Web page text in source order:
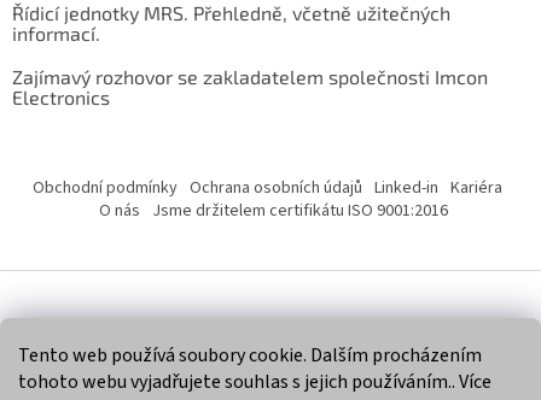
Tento web používá soubory cookie. Dalším procházením
tohoto webu vyjadřujete souhlas s jejich používáním.. Více
Řídicí jednotky MRS. Přehledně, včetně užitečných
informací.
Zajímavý rozhovor se zakladatelem společnosti Imcon
Electronics
Obchodní podmínky Ochrana osobních údajů Linked-in Kariéra
O nás Jsme držitelem certifikátu ISO 9001:2016